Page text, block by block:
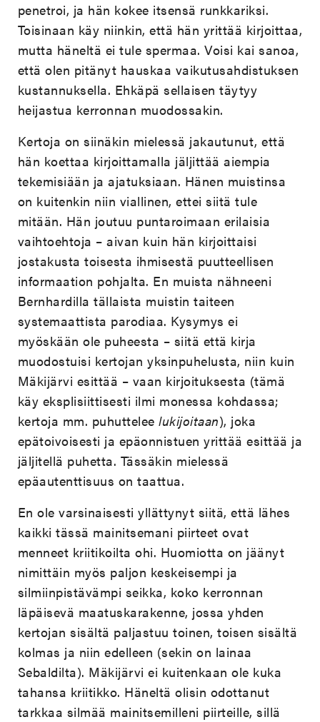
penetroi, ja hän kokee itsensä runkkariksi.
Toisinaan käy niinkin, että hän yrittää kirjoittaa,
mutta häneltä ei tule spermaa. Voisi kai sanoa,
että olen pitänyt hauskaa vaikutusahdistuksen
kustannuksella. Ehkäpä sellaisen täytyy
heijastua kerronnan muodossakin.
Kertoja on siinäkin mielessä jakautunut, että
hän koettaa kirjoittamalla jäljittää aiempia
tekemisiään ja ajatuksiaan. Hänen muistinsa
on kuitenkin niin viallinen, ettei siitä tule
mitään. Hän joutuu puntaroimaan erilaisia
vaihtoehtoja – aivan kuin hän kirjoittaisi
jostakusta toisesta ihmisestä puutteellisen
informaation pohjalta. En muista nähneeni
Bernhardilla tällaista muistin taiteen
systemaattista parodiaa. Kysymys ei
myöskään ole puheesta – siitä että kirja
muodostuisi kertojan yksinpuhelusta, niin kuin
Mäkijärvi esittää – vaan kirjoituksesta (tämä
käy eksplisiittisesti ilmi monessa kohdassa;
kertoja mm. puhutteleelukijoitaan), joka
epätoivoisesti ja epäonnistuen yrittää esittää ja
jäljitellä puhetta. Tässäkin mielessä
epäautenttisuus on taattua.
En ole varsinaisesti yllättynyt siitä, että lähes
kaikki tässä mainitsemani piirteet ovat
menneet kriitikoilta ohi. Huomiotta on jäänyt
nimittäin myös paljon keskeisempi ja
silmiinpistävämpi seikka, koko kerronnan
läpäisevä maatuskarakenne, jossa yhden
kertojan sisältä paljastuu toinen, toisen sisältä
kolmas ja niin edelleen (sekin on lainaa
Sebaldilta). Mäkijärvi ei kuitenkaan ole kuka
tahansa kriitikko. Häneltä olisin odottanut
tarkkaa silmää mainitsemilleni piirteille, sillä